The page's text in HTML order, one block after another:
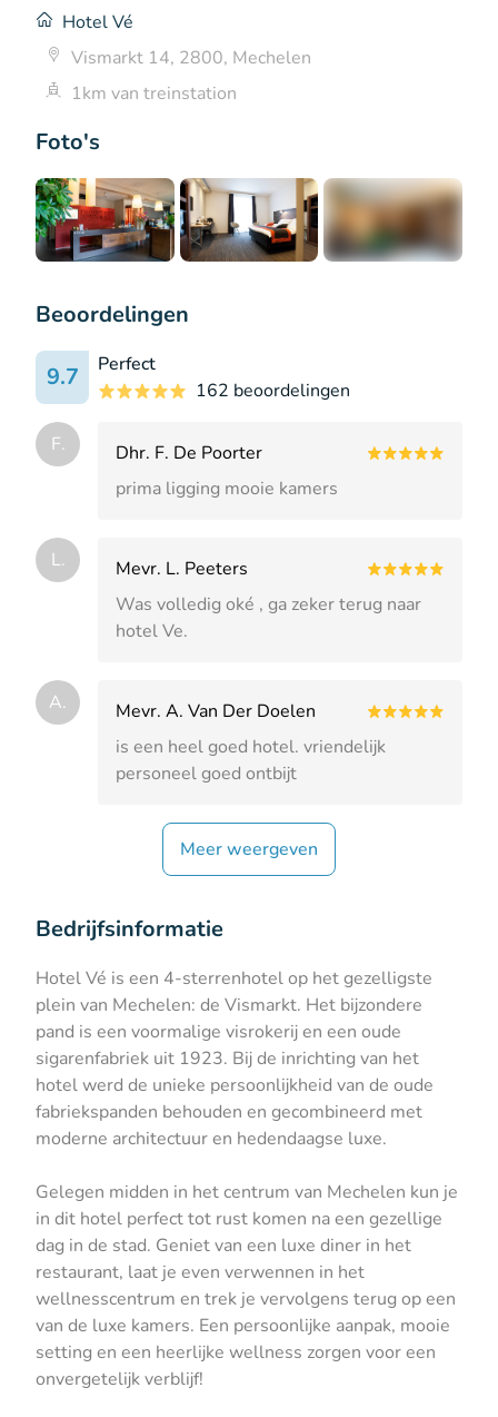
Foto's
Beoordelingen
9.7
Perfect
162 beoordelingen
F.
Dhr. F. De Poorter
prima ligging mooie kamers
L.
Mevr. L. Peeters
Was volledig oké , ga zeker terug naar
hotel Ve.
A.
Mevr. A. Van Der Doelen
is een heel goed hotel. vriendelijk
personeel goed ontbijt
Meer weergeven
Hotel Vé
Vismarkt 14, 2800, Mechelen
1km van treinstation
Bedrijfsinformatie
Hotel Vé is een 4-sterrenhotel op het gezelligste
plein van Mechelen: de Vismarkt. Het bijzondere
pand is een voormalige visrokerij en een oude
sigarenfabriek uit 1923. Bij de inrichting van het
hotel werd de unieke persoonlijkheid van de oude
fabriekspanden behouden en gecombineerd met
moderne architectuur en hedendaagse luxe.
Gelegen midden in het centrum van Mechelen kun je
in dit hotel perfect tot rust komen na een gezellige
dag in de stad. Geniet van een luxe diner in het
restaurant, laat je even verwennen in het
wellnesscentrum en trek je vervolgens terug op een
van de luxe kamers. Een persoonlijke aanpak, mooie
setting en een heerlijke wellness zorgen voor een
onvergetelijk verblijf!